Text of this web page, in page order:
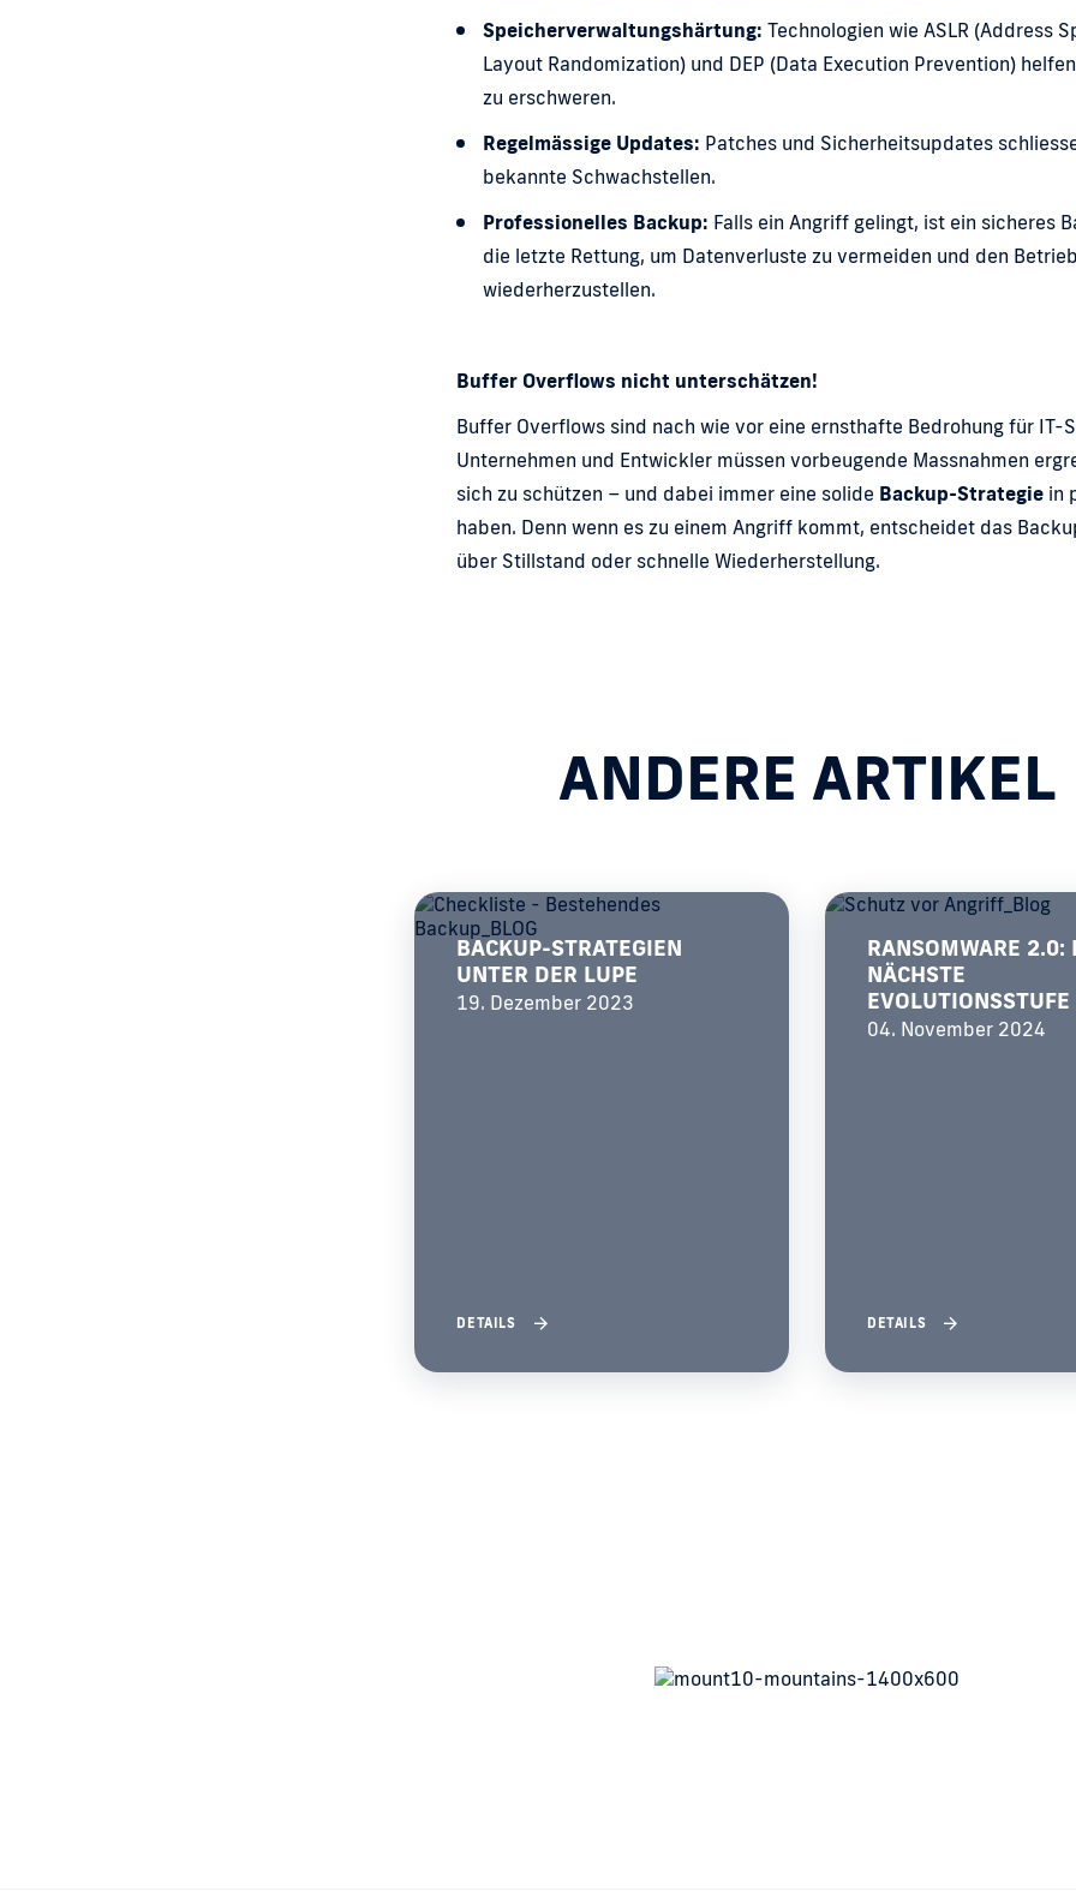
Speicherverwaltungshärtung: Technologien wie ASLR (Address
Layout Randomization) und DEP (Data Execution Prevention)
zu erschweren.
Regelmässige Updates: Patches und Sicherheitsupdates
bekannte Schwachstellen.
Professionelles Backup: Falls ein Angriff gelingt, ist ein sicheres
die letzte Rettung, um Datenverluste zu vermeiden und den
wiederherzustellen.
Buffer Overflows nicht unterschätzen!
Buffer Overflows sind nach wie vor eine ernsthafte Bedrohung für IT-
Unternehmen und Entwickler müssen vorbeugende Massnahmen
sich zu schützen – und dabei immer eine solide Backup-Strategiein
haben. Denn wenn es zu einem Angriff kommt, entscheidet das
über Stillstand oder schnelle Wiederherstellung.
ANDERE ARTIKEL
BACKUP-STRATEGIEN
UNTER DER LUPE
19. Dezember 2023
DETAILS
RANSOMWARE 2.0:
NÄCHSTE
EVOLUTIONSSTUFE
04. November 2024
DETAILS